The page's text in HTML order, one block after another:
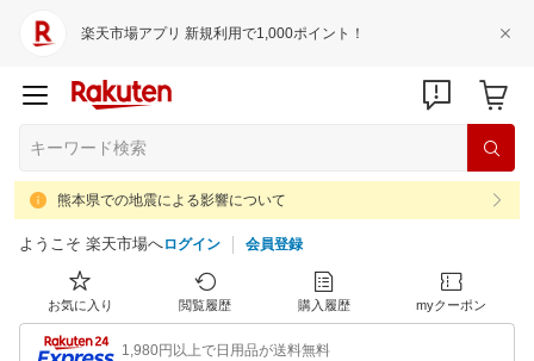
楽天市場アプリ 新規利用で1,000ポイント！
熊本県での地震による影響について
ようこそ 楽天市場へログイン 会員登録
お気に入り 閲覧履歴 購入履歴 myクーポン
1,980円以上で日用品が送料無料